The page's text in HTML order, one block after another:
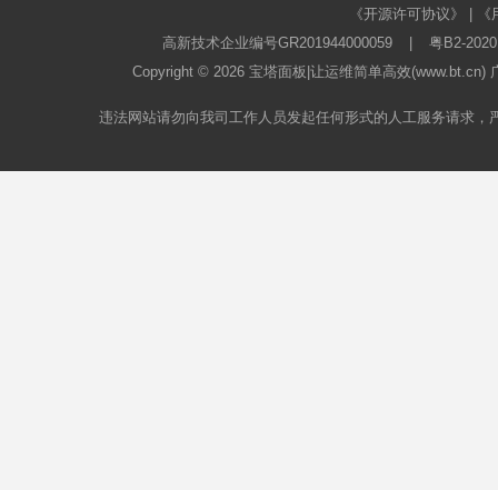
《开源许可协议》
高新技术企业编号GR201944000059
粤B2-
Copyright © 2026 宝塔面板 |让运维简单高效
违法网站请勿向我司工作人员发起任何形式的人工服务请求，